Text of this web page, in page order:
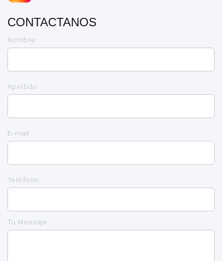
CONTACTANOS
Nombre
Apellido
E-mail
Teléfono
Tu Mensaje